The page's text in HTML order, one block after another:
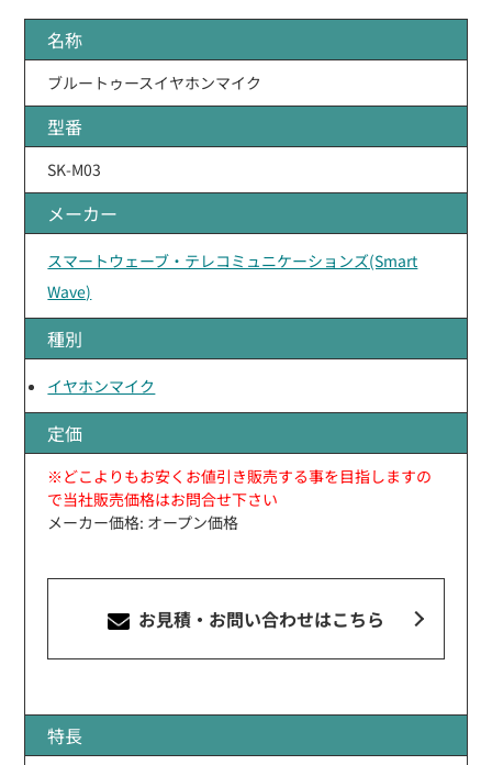
名称
ブルートゥースイヤホンマイク
型番
SK-M03
メーカー
スマートウェーブ・テレコミュニケーションズ(Smart
Wave)
種別
イヤホンマイク
定価
※どこよりもお安くお値引き販売する事を目指しますの
で当社販売価格はお問合せ下さい
メーカー価格: オープン価格
お見積・お問い合わせはこちら
特長